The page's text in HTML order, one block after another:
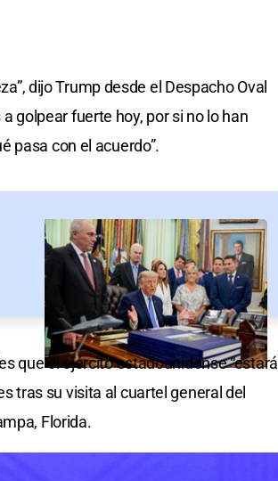
dijo Trump desde el Despacho Oval
golpear fuerte hoy, por si no lo han
pasa con el acuerdo”.
que el ejército estadounidense “estará
tras su visita al cuartel general del
Florida.